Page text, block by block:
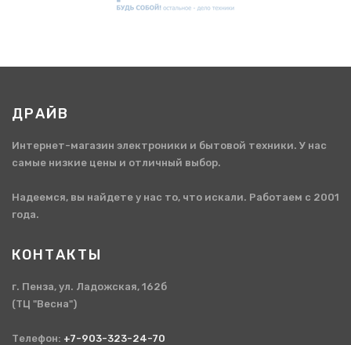
ДРАЙВ
Интернет-магазин электроники и бытовой техники. У нас
самые низкие цены и отличный выбор.
Надеемся, вы найдете у нас то, что искали. Работаем с 2001
года.
КОНТАКТЫ
г. Пенза, ул. Ладожская, 162б
(ТЦ "Весна")
Телефон: +7-903-323-24-70